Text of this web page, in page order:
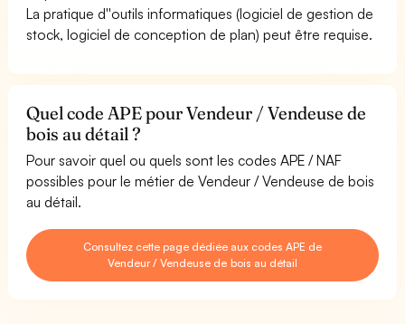
La pratique d''outils informatiques (logiciel de gestion de
stock, logiciel de conception de plan) peut être requise.
Quel code APE pour Vendeur / Vendeuse de
bois au détail ?
Pour savoir quel ou quels sont les codes APE / NAF
possibles pour le métier de Vendeur / Vendeuse de bois
au détail.
Consultez cette page dédiée aux codes APE de
Vendeur / Vendeuse de bois au détail